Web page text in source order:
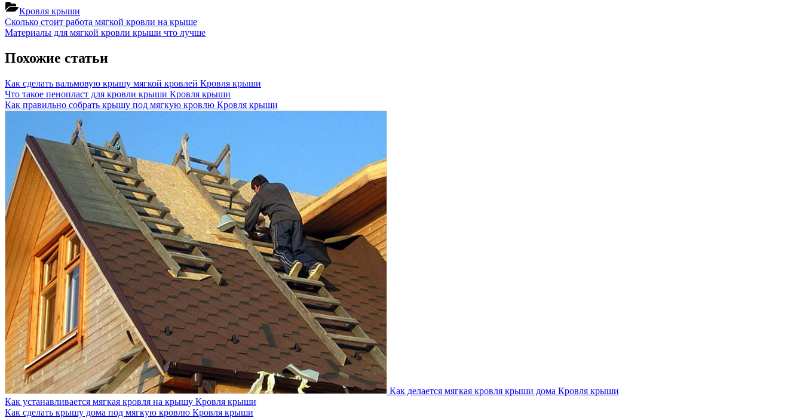
Кровля крыши
Навигация
по
записям
Previous
Post:
Сколько стоит работа мягкой кровли на крыше
Next
Материалы для мягкой кровли крыши что лучше
Похожие статьи
Как сделать вальмовую крышу мягкой кровлей Кровля крыши
Что такое пенопласт для кровли крыши Кровля крыши
Как правильно собрать крышу под мягкую кровлю Кровля крыши
Как делается мягкая кровля крыши дома Кровля крыши
Как устанавливается мягкая кровля на крышу Кровля крыши
Как сделать крышу дома под мягкую кровлю Кровля крыши